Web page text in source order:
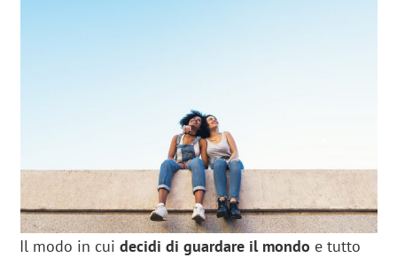
Il modo in cuidecidi di guardare il mondo e tutto